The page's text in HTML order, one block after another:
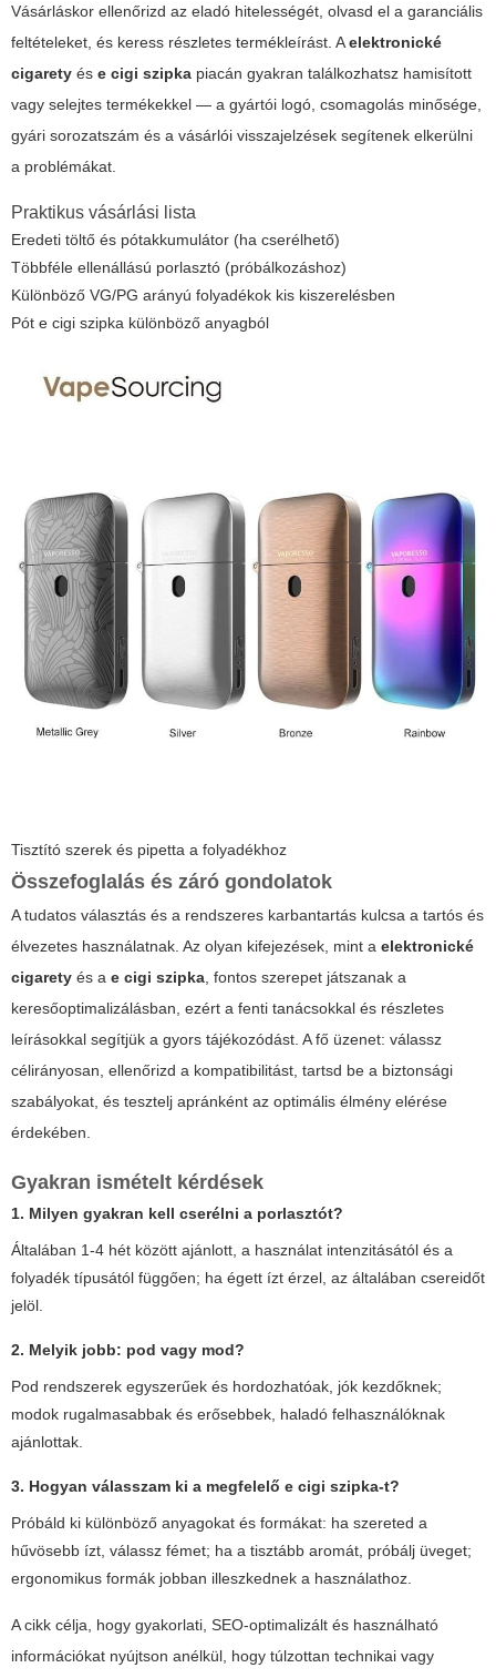
Vásárláskor ellenőrizd az eladó hitelességét, olvasd el a garanciális
feltételeket, és keress részletes termékleírást. Aelektronické
cigarety és e cigi szipka piacán gyakran találkozhatsz hamisított
vagy selejtes termékekkel — a gyártói logó, csomagolás minősége,
gyári sorozatszám és a vásárlói visszajelzések segítenek elkerülni
a problémákat.
Praktikus vásárlási lista
Eredeti töltő és pótakkumulátor (ha cserélhető)
Többféle ellenállású porlasztó (próbálkozáshoz)
Különböző VG/PG arányú folyadékok kis kiszerelésben
Pót e cigi szipka különböző anyagból
Tisztító szerek és pipetta a folyadékhoz
Összefoglalás és záró gondolatok
A tudatos választás és a rendszeres karbantartás kulcsa a tartós és
élvezetes használatnak. Az olyan kifejezések, mint a elektronické
cigarety és a e cigi szipka , fontos szerepet játszanak a
keresőoptimalizálásban, ezért a fenti tanácsokkal és részletes
leírásokkal segítjük a gyors tájékozódást. A fő üzenet: válassz
célirányosan, ellenőrizd a kompatibilitást, tartsd be a biztonsági
szabályokat, és tesztelj apránként az optimális élmény elérése
érdekében.
Gyakran ismételt kérdések
1. Milyen gyakran kell cserélni a porlasztót?
Általában 1-4 hét között ajánlott, a használat intenzitásától és a
folyadék típusától függően; ha égett ízt érzel, az általában csereidőt
jelöl.
2. Melyik jobb: pod vagy mod?
Pod rendszerek egyszerűek és hordozhatóak, jók kezdőknek;
modok rugalmasabbak és erősebbek, haladó felhasználóknak
ajánlottak.
3. Hogyan válasszam ki a megfelelő e cigi szipka-t?
Próbáld ki különböző anyagokat és formákat: ha szereted a
hűvösebb ízt, válassz fémet; ha a tisztább aromát, próbálj üveget;
ergonomikus formák jobban illeszkednek a használathoz.
A cikk célja, hogy gyakorlati, SEO-optimalizált és használható
információkat nyújtson anélkül, hogy túlzottan technikai vagy